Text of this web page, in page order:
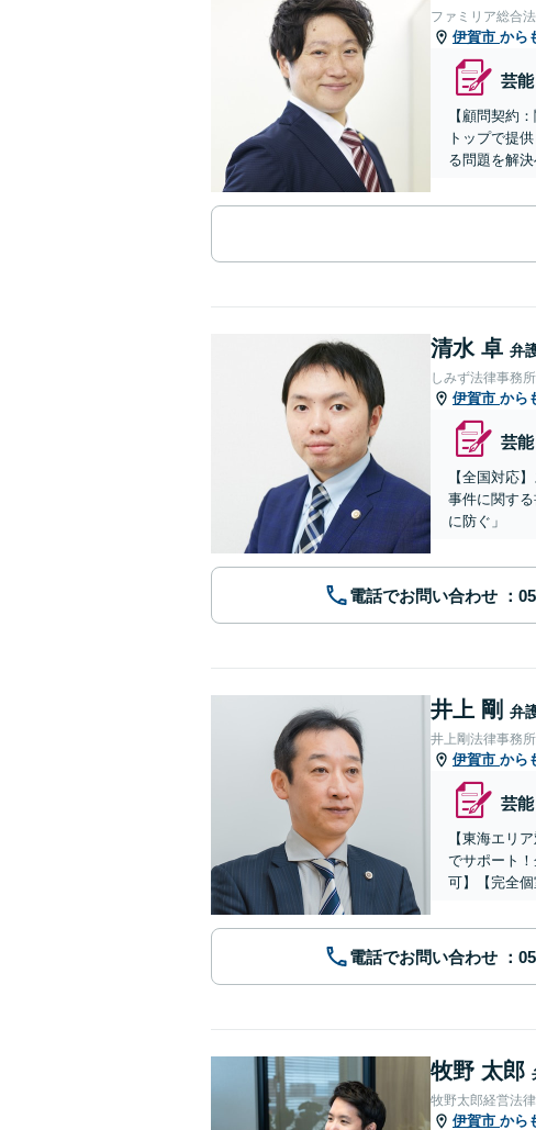
ファミリア総合
伊賀市 から
芸
【顧問契約
トップで提
る問題を解
清水 卓 弁
しみず法律事務所
伊賀市 から
芸
【全国対応
事件に関す
に防ぐ」
電話でお問い合わせ
井上 剛 弁
井上剛法律事務所
伊賀市 から
芸
【東海エリ
でサポート
可】【完全個
電話でお問い合わせ
牧野 太郎
牧野太郎経営法
伊賀市 から